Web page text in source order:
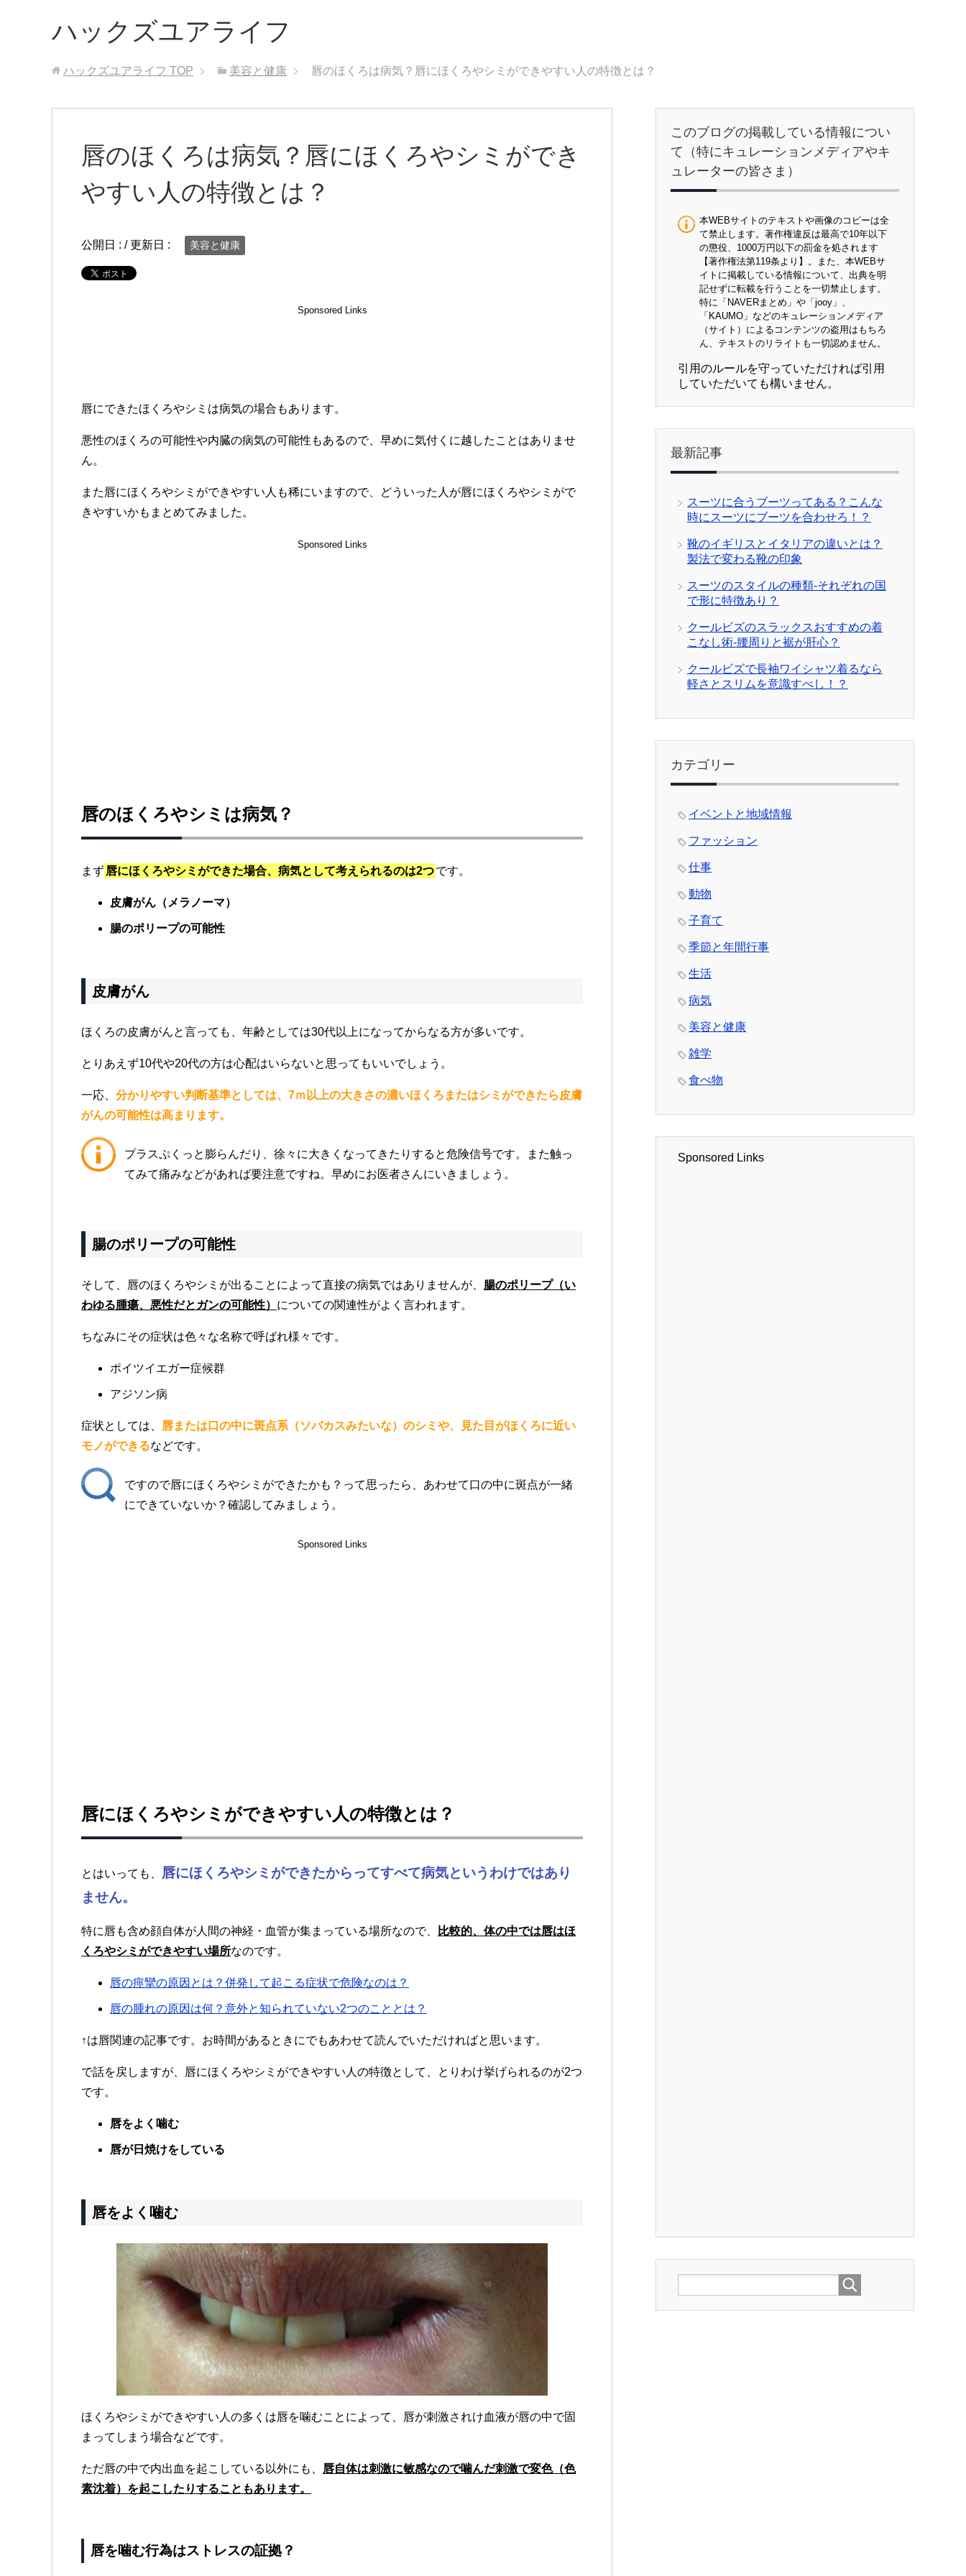
ハックズユアライフ
ハックズユアライフ TOP 美容と健康 唇のほくろは病気？唇にほくろやシミができやすい人の特徴とは？
唇のほくろは病気？唇にほくろやシミができ
やすい人の特徴とは？
公開日 : / 更新日 : 美容と健康
Sponsored Links
唇にできたほくろやシミは病気の場合もあります。
悪性のほくろの可能性や内臓の病気の可能性もあるので、早めに気付くに越したことはありませ
ん。
また唇にほくろやシミができやすい人も稀にいますので、どういった人が唇にほくろやシミがで
きやすいかもまとめてみました。
Sponsored Links
唇のほくろやシミは病気？
まず唇にほくろやシミができた場合、病気として考えられるのは2つです。
皮膚がん（メラノーマ）
腸のポリープの可能性
皮膚がん
ほくろの皮膚がんと言っても、年齢としては30代以上になってからなる方が多いです。
とりあえず10代や20代の方は心配はいらないと思ってもいいでしょう。
一応、 分かりやすい判断基準としては、7ｍ以上の大きさの濃いほくろまたはシミができたら皮膚
がんの可能性は高まります。
プラスぷくっと膨らんだり、徐々に大きくなってきたりすると危険信号です。また触っ
てみて痛みなどがあれば要注意ですね。早めにお医者さんにいきましょう。
腸のポリープの可能性
そして、唇のほくろやシミが出ることによって直接の病気ではありませんが、 腸のポリープ（い
わゆる腫瘍、悪性だとガンの可能性） についての関連性がよく言われます。
ちなみにその症状は色々な名称で呼ばれ様々です。
ポイツイエガー症候群
アジソン病
症状としては、 唇または口の中に斑点系（ソバカスみたいな）のシミや、見た目がほくろに近い
モノができるなどです。
ですので唇にほくろやシミができたかも？って思ったら、あわせて口の中に斑点が一緒
にできていないか？確認してみましょう。
Sponsored Links
唇にほくろやシミができやすい人の特徴とは？
とはいっても、 唇にほくろやシミができたからってすべて病気というわけではあり
ません。
特に唇も含め顔自体が人間の神経・血管が集まっている場所なので、
比較的、体の中では唇はほ
くろやシミができやすい場所なのです。
唇の痙攣の原因とは？併発して起こる症状で危険なのは？
唇の腫れの原因は何？意外と知られていない2つのこととは？
↑は唇関連の記事です。お時間があるときにでもあわせて読んでいただければと思います。
で話を戻しますが、唇にほくろやシミができやすい人の特徴として、とりわけ挙げられるのが2つ
です。
唇をよく噛む
唇が日焼けをしている
唇をよく噛む
ほくろやシミができやすい人の多くは唇を噛むことによって、唇が刺激されけ血液が唇の中で固
まってしまう場合などです。
ただ唇の中で内出血を起こしている以外にも、 唇自体は刺激に敏感なので噛んだ刺激で変色（色
素沈着）を起こしたりすることもあります。
唇を噛む行為はストレスの証拠？
このブログの掲載している情報につい
て（特にキュレーションメディアやキ
ュレーターの皆さま）
本WEBサイトのテキストや画像のコピーは全
て禁止します。著作権違反は最高で10年以下
の懲役、1000万円以下の罰金を処されます
【著作権法第119条より】。また、本WEBサ
イトに掲載している情報について、出典を明
記せずに転載を行うことを一切禁止します。
特に「NAVERまとめ」や「jooy」、
「KAUMO」などのキュレーションメディア
（サイト）によるコンテンツの盗用はもちろ
ん、テキストのリライトも一切認めません。
引用のルールを守っていただければ引用
していただいても構いません。
最新記事
スーツに合うブーツってある？こんな
時にスーツにブーツを合わせろ！？
靴のイギリスとイタリアの違いとは？
製法で変わる靴の印象
スーツのスタイルの種類-それぞれの国
で形に特徴あり？
クールビズのスラックスおすすめの着
こなし術-腰周りと裾が肝心？
クールビズで長袖ワイシャツ着るなら
軽さとスリムを意識すべし！？
カテゴリー
イベントと地域情報
ファッション
仕事
動物
子育て
季節と年間行事
生活
病気
美容と健康
雑学
食べ物
Sponsored Links